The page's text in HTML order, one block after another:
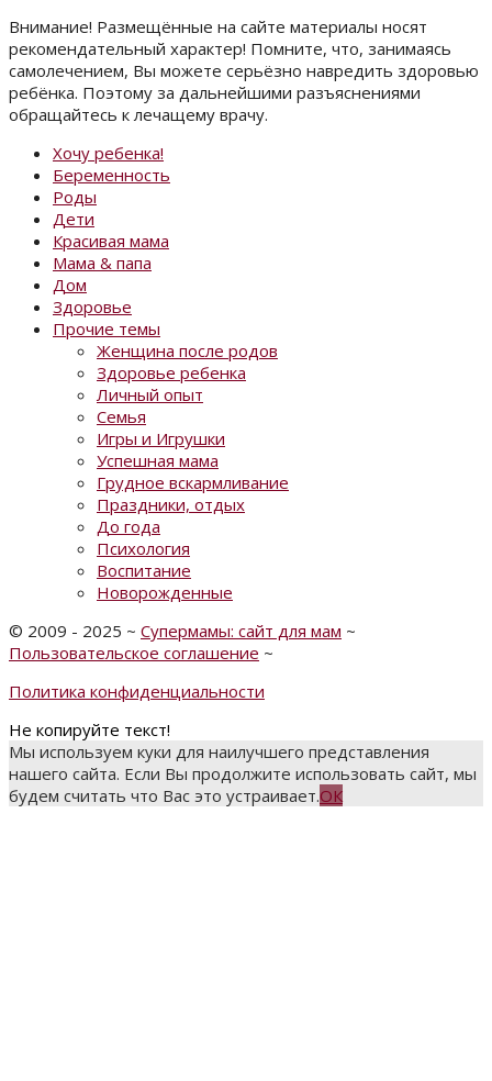
Внимание! Размещённые на сайте материалы носят
рекомендательный характер! Помните, что, занимаясь
самолечением, Вы можете серьёзно навредить здоровью
ребёнка. Поэтому за дальнейшими разъяснениями
обращайтесь к лечащему врачу.
Хочу ребенка!
Беременность
Роды
Дети
Красивая мама
Мама & папа
Дом
Здоровье
Прочие темы
Женщина после родов
Здоровье ребенка
Личный опыт
Семья
Игры и Игрушки
Успешная мама
Грудное вскармливание
Праздники, отдых
До года
Психология
Воспитание
Новорожденные
© 2009 - 2025 ~ Супермамы: сайт для мам ~
Пользовательское соглашение ~
Политика конфиденциальности
Не копируйте текст!
Мы используем куки для наилучшего представления
нашего сайта. Если Вы продолжите использовать сайт, мы
будем считать что Вас это устраивает.ОК